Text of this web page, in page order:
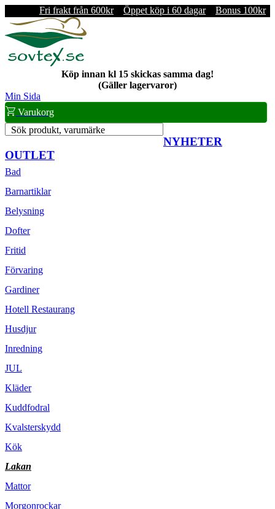
Fri frakt från 600kr Öppet köp i 60 dagar Bonus 100kr
Köp innan kl 15 skickas samma dag!
(Gäller lagervaror)
Min Sida
Varukorg
Sök produkt, varumärke
NYHETER
OUTLET
Bad
Barnartiklar
Belysning
Dofter
Fritid
Förvaring
Gardiner
Hotell Restaurang
Husdjur
Inredning
JUL
Kläder
Kuddfodral
Kvalsterskydd
Kök
Lakan
Mattor
Morgonrockar